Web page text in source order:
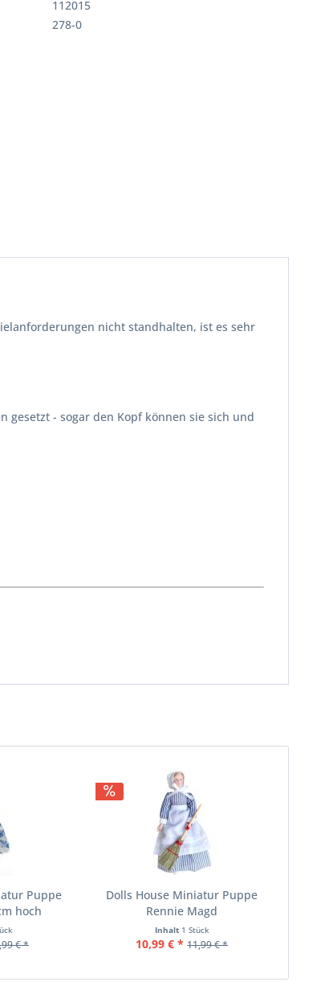
112015
278-0
nicht standhalten, ist es sehr
gesetzt - sogar den Kopf können sie sich und
Puppe
hoch
€ *
Dolls House Miniatur Puppe
Rennie Magd
Inhalt 1 Stück
10,99 € * 11,99 € *